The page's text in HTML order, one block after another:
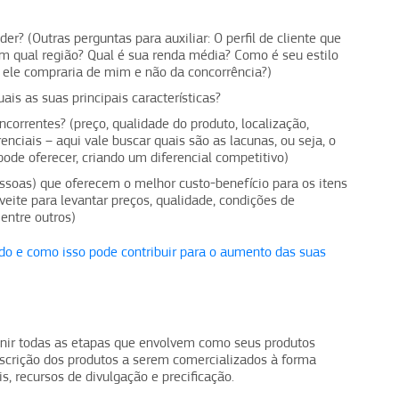
(Outras perguntas para auxiliar: O perfil de cliente que
qual região? Qual é sua renda média? Como é seu estilo
compraria de mim e não da concorrência?)
as suas principais características?
(preço, qualidade do produto, localização,
– aqui vale buscar quais são as lacunas, ou seja, o
oferecer, criando um diferencial competitivo)
que oferecem o melhor custo-benefício para os itens
para levantar preços, qualidade, condições de
outros)
e como isso pode contribuir para o aumento das suas
todas as etapas que envolvem como seus produtos
dos produtos a serem comercializados à forma
recursos de divulgação e precificação.